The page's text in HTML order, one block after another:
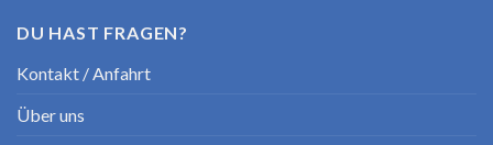
DU HAST FRAGEN?
Kontakt / Anfahrt
Über uns